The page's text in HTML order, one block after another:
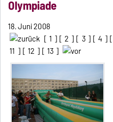
Olympiade
18. Juni 2008
[ 1 ] [ 2 ] [ 3 ] [ 4 ] [
11 ] [ 12 ] [ 13 ]